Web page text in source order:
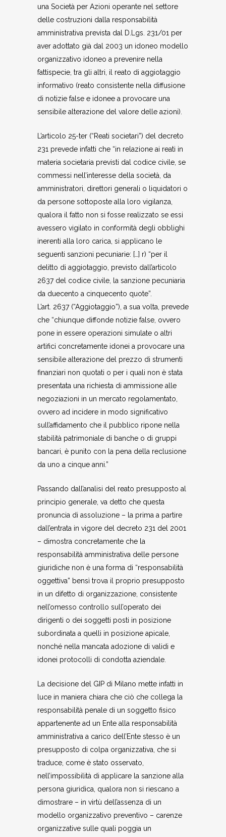
una Società per Azioni operante nel settore
delle costruzioni dalla responsabilità
amministrativa prevista dal D.Lgs. 231/01 per
aver adottato già dal 2003 un idoneo modello
organizzativo idoneo a prevenire nella
fattispecie, tra gli altri, il reato di aggiotaggio
informativo (reato consistente nella diffusione
di notizie false e idonee a provocare una
sensibile alterazione del valore delle azioni).
L’articolo 25-ter (“Reati societari”) del decreto
231 prevede infatti che “in relazione ai reati in
materia societaria previsti dal codice civile, se
commessi nell’interesse della società, da
amministratori, direttori generali o liquidatori o
da persone sottoposte alla loro vigilanza,
qualora il fatto non si fosse realizzato se essi
avessero vigilato in conformità degli obblighi
inerenti alla loro carica, si applicano le
seguenti sanzioni pecuniarie: […] r) “per il
delitto di aggiotaggio, previsto dall’articolo
2637 del codice civile, la sanzione pecuniaria
da duecento a cinquecento quote”.
L’art. 2637 (“Aggiotaggio”), a sua volta, prevede
che “chiunque diffonde notizie false, ovvero
pone in essere operazioni simulate o altri
artifici concretamente idonei a provocare una
sensibile alterazione del prezzo di strumenti
finanziari non quotati o per i quali non è stata
presentata una richiesta di ammissione alle
negoziazioni in un mercato regolamentato,
ovvero ad incidere in modo significativo
sull’affidamento che il pubblico ripone nella
stabilità patrimoniale di banche o di gruppi
bancari, è punito con la pena della reclusione
da uno a cinque anni.”
Passando dall’analisi del reato presupposto al
principio generale, va detto che questa
pronuncia di assoluzione – la prima a partire
dall’entrata in vigore del decreto 231 del 2001
– dimostra concretamente che la
responsabilità amministrativa delle persone
giuridiche non è una forma di “responsabilità
oggettiva” bensì trova il proprio presupposto
in un difetto di organizzazione, consistente
nell’omesso controllo sull’operato dei
dirigenti o dei soggetti posti in posizione
subordinata a quelli in posizione apicale,
nonché nella mancata adozione di validi e
idonei protocolli di condotta aziendale.
La decisione del GIP di Milano mette infatti in
luce in maniera chiara che ciò che collega la
responsabilità penale di un soggetto fisico
appartenente ad un Ente alla responsabilità
amministrativa a carico dell’Ente stesso è un
presupposto di colpa organizzativa, che si
traduce, come è stato osservato,
nell’impossibilità di applicare la sanzione alla
persona giuridica, qualora non si riescano a
dimostrare – in virtù dell’assenza di un
modello organizzativo preventivo – carenze
organizzative sulle quali poggia un